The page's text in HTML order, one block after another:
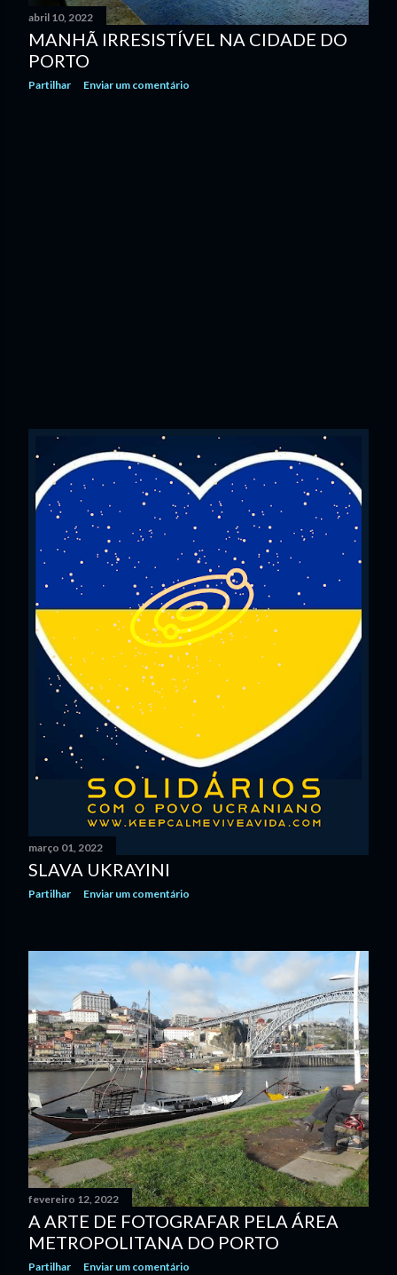
n
s
abril 10, 2022
MANHÃ IRRESISTÍVEL NA CIDADE DO
PORTO
Partilhar Enviar um comentário
março 01, 2022
SLAVA UKRAYINI
Partilhar Enviar um comentário
fevereiro 12, 2022
A ARTE DE FOTOGRAFAR PELA ÁREA
METROPOLITANA DO PORTO
Partilhar Enviar um comentário